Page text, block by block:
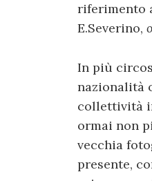
riferimento
E.Severino,
In più
nazionalità
collettività
ormai non
vecchia
presente,